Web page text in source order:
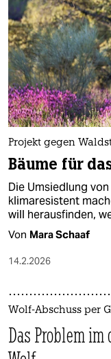
Projekt gegen
Bäume für
Die Umsiedlung
klimaresistent
will herausfinden,
Von Mara Schaaf
14.2.2026
Wolf-Abschuss per
Das Problem